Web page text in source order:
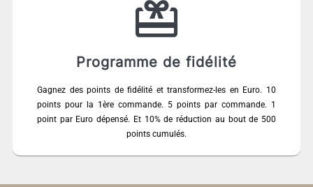
Programme de fidélité
Gagnez des points de fidélité et transformez-les en Euro. 10
points pour la 1ère commande. 5 points par commande. 1
point par Euro dépensé. Et 10% de réduction au bout de 500
points cumulés.